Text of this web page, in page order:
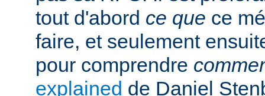
tout d'abord ce que ce
faire, et seulement
pour comprendre
explained de Daniel